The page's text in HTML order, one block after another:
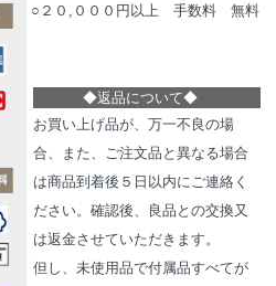
○２０,０００円以上 手数料 無料
◆返品について◆
お買い上げ品が、万一不良の場
合、また、ご注文品と異なる場合
は商品到着後５日以内にご連絡く
ださい。確認後、良品との交換又
は返金させていただきます。
但し、未使用品で付属品すべてが